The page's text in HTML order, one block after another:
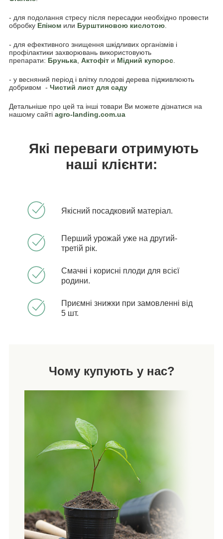
- для подолання стресу після пересадки необхідно провести
обробку Епіном или Бурштиновою кислотою
- для ефективного знищення шкідливих організмів і
профілактики захворювань використовують
препарати: Брунька Актофіт и Мідний купорос
- у весняний період і влітку плодові дерева підживлюють
добривом - Чистий лист для саду
Детальніше про цей та інші товари Ви можете дізнатися на
нашому сайті agro-landing.com.ua
Які переваги отримують
наші клієнти:
Якісний посадковий матеріал.
Перший урожай уже на другий-
третій рік.
Смачні і корисні плоди для всієї
родини.
Приємні знижки при замовленні від
5 шт.
Чому купують у нас?